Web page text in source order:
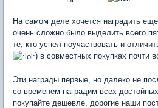
На самом деле хочется наградить
очень сложно было выделить всего
те, кто успел поучаствовать и
) в совместных покупках почти
Эти награды первые, но далеко не
со временем наградим всех
покупайте дешевле, дорогие наши